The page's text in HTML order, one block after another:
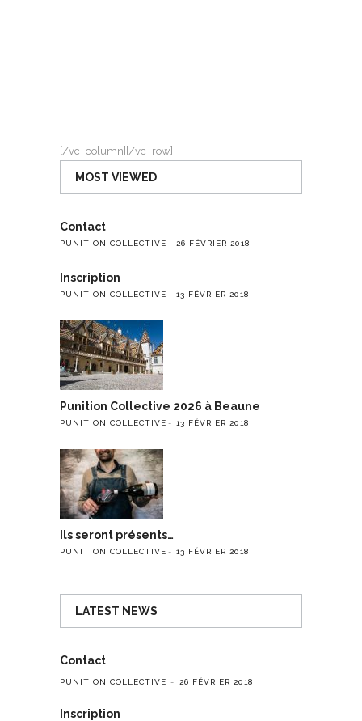
[/vc_column][/vc_row]
MOST VIEWED
Contact
PUNITION COLLECTIVE 26 FÉVRIER 2018
Inscription
PUNITION COLLECTIVE 13 FÉVRIER 2018
Punition Collective 2026 à Beaune
PUNITION COLLECTIVE 13 FÉVRIER 2018
Ils seront présents…
PUNITION COLLECTIVE 13 FÉVRIER 2018
LATEST NEWS
Contact
PUNITION COLLECTIVE 26 FÉVRIER 2018
Inscription